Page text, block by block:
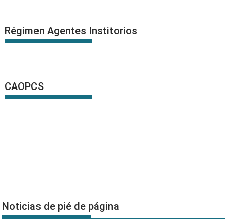
Régimen Agentes Institorios
CAOPCS
Noticias de pié de página